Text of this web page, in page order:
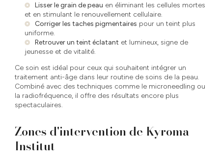
Lisser le grain de peau en éliminant les cellules mortes
et en stimulant le renouvellement cellulaire.
Corriger les taches pigmentaires pour un teint plus
uniforme.
Retrouver un teint éclatant et lumineux, signe de
jeunesse et de vitalité.
Ce soin est idéal pour ceux qui souhaitent intégrer un
traitement anti-âge dans leur routine de soins de la peau.
Combiné avec des techniques comme le microneedling ou
la radiofréquence, il offre des résultats encore plus
spectaculaires.
Zones d'intervention de Kyroma
Institut